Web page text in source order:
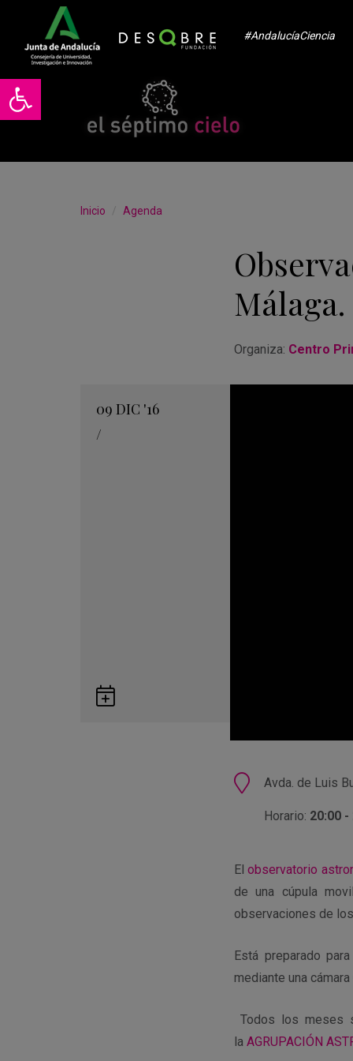
Abrir barra de herramientas
#AndalucíaCiencia
Inicio Agenda
Málaga.
Organiza: Centro
09 DIC '16
/
Guardar
en
Ubicación
Avda. de Luis
Horario: 20:00 -
Elobservatorio
de una cúpula
observaciones de
Está preparado
mediante una
Todos los meses
la AGRUPACIÓN